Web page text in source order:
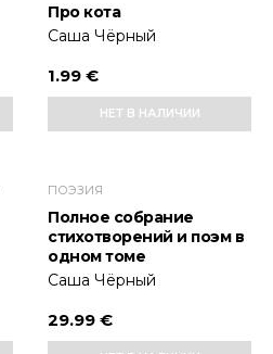
Про кота
Саша Чёрный
1.99 €
НЕТ В НАЛИЧИИ
ПОЭЗИЯ
Полное собрание
стихотворений и поэм в
одном томе
Саша Чёрный
29.99 €